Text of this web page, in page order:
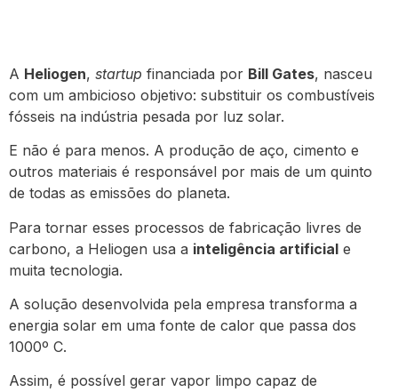
A Heliogen, startup financiada por Bill Gates, nasceu
com um ambicioso objetivo: substituir os combustíveis
fósseis na indústria pesada por luz solar.
E não é para menos. A produção de aço, cimento e
outros materiais é responsável por mais de um quinto
de todas as emissões do planeta.
Para tornar esses processos de fabricação livres de
carbono, a Heliogen usa a inteligência artificial e
muita tecnologia.
A solução desenvolvida pela empresa transforma a
energia solar em uma fonte de calor que passa dos
1000º C.
Assim, é possível gerar vapor limpo capaz de